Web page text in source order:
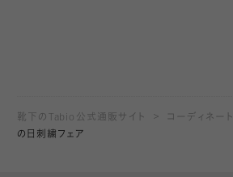
靴下のTabio公式通販サイト コーディネート
の日刺繍フェア